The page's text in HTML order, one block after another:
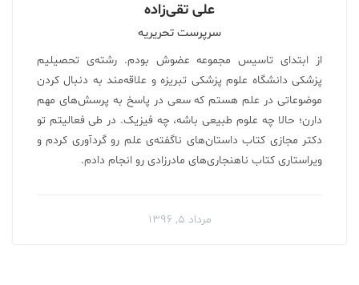
علی تقی‌زاده
سرپرست تحریریه
از ابتدای تاسیس مجموعه عضوش بودم. رشته‌ی تحصیلیم
پزشکی دانشگاه علوم پزشکی تبریزه و علاقه‌مند به دنبال کردن
موضوعاتی در علم هستم که سعی در پاسخ به پرسش‌های مهم
دارن؛ حالا چه علوم طبیعی باشه، چه فیزیک. در طی فعالیتم تو
دکتر مجازی کتاب داستان‌های ناگفته‌ی علم رو گردآوری کردم‌ و
ویراستاری کتاب ناهنجاری‌های مادرزادی رو انجام دادم.
مرداد ۵, ۱۳۹۶